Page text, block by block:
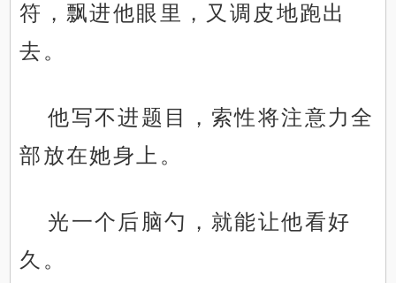
符，飘进他眼里，又调皮地跑出
去。
他写不进题目，索性将注意力全
部放在她身上。
光一个后脑勺，就能让他看好
久。